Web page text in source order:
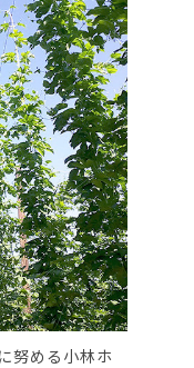
努める小林ホ